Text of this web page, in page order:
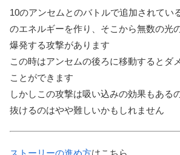
10のアンセムとのバトルで追加されてい
のエネルギーを作り、そこから無数の光
爆発する攻撃があります
この時はアンセムの後ろに移動するとダ
ことができます
しかしこの攻撃は吸い込みの効果もある
抜けるのはやや難しいかもしれません